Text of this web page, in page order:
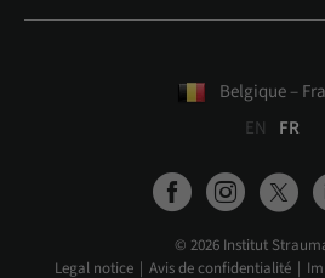
Belgique –
EN
FR
© 2026 Institut
Legal notice
Avis de confidentialité